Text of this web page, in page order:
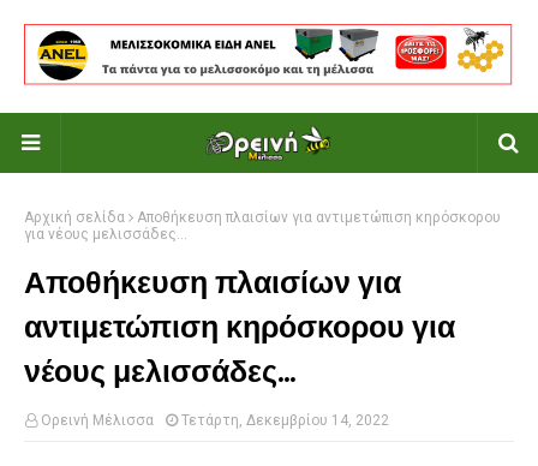
Αρχική σελίδα
Αποθήκευση πλαισίων για αντιμετώπιση κηρόσκορου
για νέους μελισσάδες...
Αποθήκευση πλαισίων για
αντιμετώπιση κηρόσκορου για
νέους μελισσάδες...
Ορεινή Μέλισσα Τετάρτη, Δεκεμβρίου 14, 2022